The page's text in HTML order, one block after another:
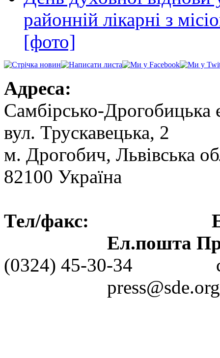
районній лікарні з
[фото]
Адреса:
Самбірсько-Дрогобицька
вул. Трускавецька, 2
м. Дрогобич, Львівська
82100 Україна
Тел/факс:
Ел.пошта
(0324) 45-30-